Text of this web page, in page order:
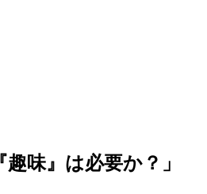
味』は必要か？」